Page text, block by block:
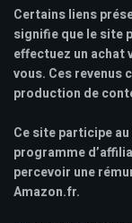
Certains liens
signifie que le site
effectuez un achat
vous. Ces revenus
production de
Ce site participe au
programme
percevoir une
Amazon.fr.